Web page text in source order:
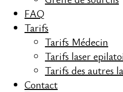
FAQ
Tarifs
Tarifs Médecin
Tarifs laser
Tarifs des autres
Contact